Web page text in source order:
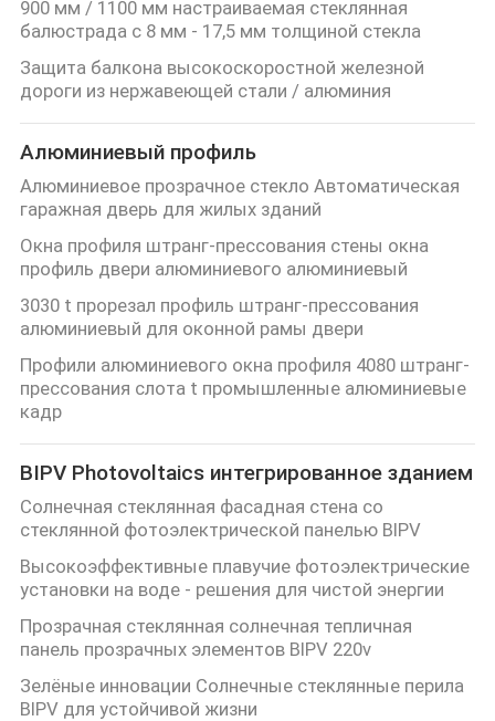
900 мм / 1100 мм настраиваемая стеклянная
балюстрада с 8 мм - 17,5 мм толщиной стекла
Защита балкона высокоскоростной железной
дороги из нержавеющей стали / алюминия
Алюминиевый профиль
Алюминиевое прозрачное стекло Автоматическая
гаражная дверь для жилых зданий
Окна профиля штранг-прессования стены окна
профиль двери алюминиевого алюминиевый
3030 t прорезал профиль штранг-прессования
алюминиевый для оконной рамы двери
Профили алюминиевого окна профиля 4080 штранг-
прессования слота t промышленные алюминиевые
кадр
BIPV Photovoltaics интегрированное зданием
Солнечная стеклянная фасадная стена со
стеклянной фотоэлектрической панелью BIPV
Высокоэффективные плавучие фотоэлектрические
установки на воде - решения для чистой энергии
Прозрачная стеклянная солнечная тепличная
панель прозрачных элементов BIPV 220v
Зелёные инновации Солнечные стеклянные перила
BIPV для устойчивой жизни